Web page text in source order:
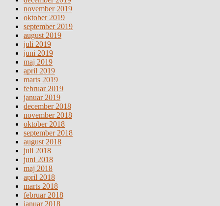
november 2019
oktober 2019
september 2019
august 2019
juli 2019
juni 2019
maj 2019
april 2019
marts 2019
februar 2019
januar 2019
december 2018
november 2018
oktober 2018
september 2018
august 2018
juli 2018
juni 2018
maj 2018
april 2018
marts 2018
februar 2018
januar 2018